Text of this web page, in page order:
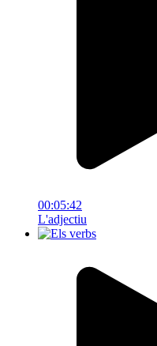
00:05:42
L'adjectiu